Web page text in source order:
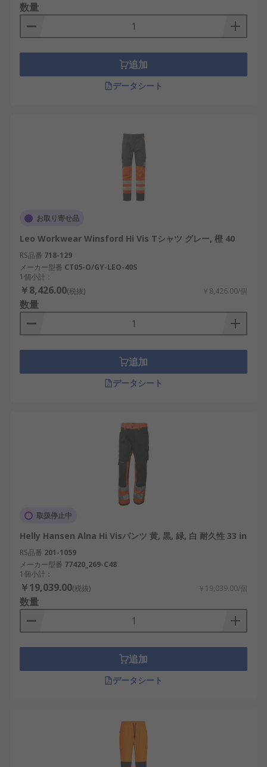
数量
追加
データシート
お取り寄せ品
Leo Workwear Winsford Hi Vis Tシャツ グレー, 橙 40
RS品番 718-129
メーカー型番 CT05-O/GY-LEO-40S
1個小計：
￥8,426.00(税抜) ￥8,426.00/個
数量
追加
データシート
取扱停止中
Helly Hansen Alna Hi Visパンツ 黄, 黒, 緑, 白 耐久性 33 in
RS品番 201-1059
メーカー型番 77420_269-C48
1個小計：
￥19,039.00(税抜) ￥19,039.00/個
数量
追加
データシート